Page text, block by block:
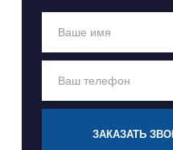
ЗАКАЗАТЬ